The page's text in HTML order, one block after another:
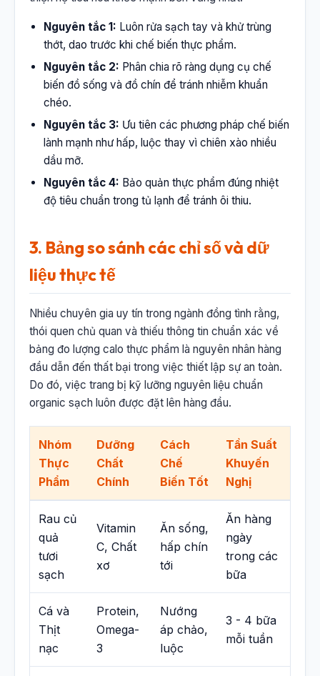
Nguyên tắc 1: Luôn rửa sạch tay và khử trùng
thớt, dao trước khi chế biến thực phẩm.
Nguyên tắc 2: Phân chia rõ ràng dụng cụ chế
biến đồ sống và đồ chín để tránh nhiễm khuẩn
chéo.
Nguyên tắc 3: Ưu tiên các phương pháp chế biến
lành mạnh như hấp, luộc thay vì chiên xào nhiều
dầu mỡ.
Nguyên tắc 4: Bảo quản thực phẩm đúng nhiệt
độ tiêu chuẩn trong tủ lạnh để tránh ôi thiu.
3. Bảng so sánh các chỉ số và dữ
liệu thực tế
Nhiều chuyên gia uy tín trong ngành đồng tình rằng,
thói quen chủ quan và thiếu thông tin chuẩn xác về
bảng đo lượng calo thực phẩm là nguyên nhân hàng
đầu dẫn đến thất bại trong việc thiết lập sự an toàn.
Do đó, việc trang bị kỹ lưỡng nguyên liệu chuẩn
organic sạch luôn được đặt lên hàng đầu.
Nhóm
Thực
Phẩm
Dưỡng
Chất
Chính
Cách
Chế
Biến Tốt
Tần Suất
Khuyến
Nghị
Rau củ
quả
tươi
sạch
Vitamin
C, Chất
xơ
Ăn sống,
hấp chín
tới
Ăn hàng
ngày
trong các
bữa
Cá và
Thịt
nạc
Protein,
Omega-
3
Nướng
áp chảo,
luộc
3 - 4 bữa
mỗi tuần